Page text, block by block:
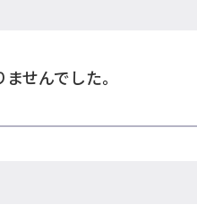
せんでした。